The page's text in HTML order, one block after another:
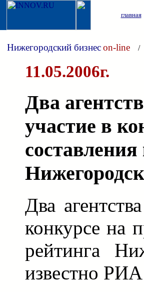
главная
Нижегородский бизнесon-line /
11.05.2006г.
Два
участие в
Два
конкурсе на
рейтинга
известно